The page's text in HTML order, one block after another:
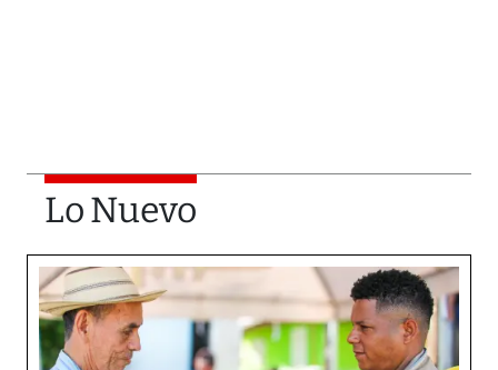
Lo Nuevo